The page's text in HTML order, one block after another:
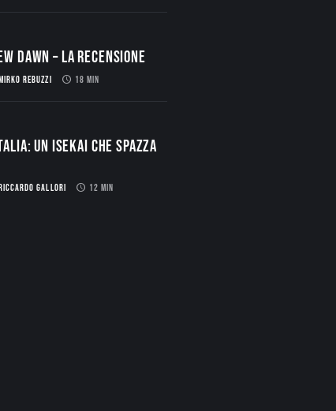
DAWN – La Recensione
MIRKO REBUZZI 18 MIN
Un Isekai che spazza
RICCARDO GALLORI 12 MIN